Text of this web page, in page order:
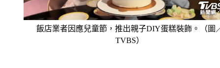
飯店業者因應兒童節，推出親子DIY蛋糕裝飾。（圖
TVBS）